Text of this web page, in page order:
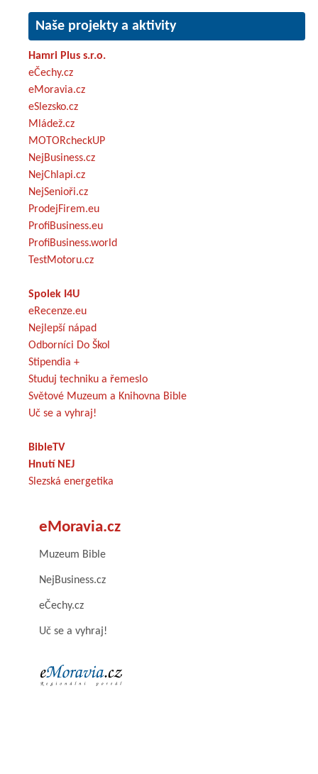
Naše projekty a aktivity
Hamri Plus s.r.o.
eČechy.cz
eMoravia.cz
eSlezsko.cz
Mládež.cz
MOTORcheckUP
NejBusiness.cz
NejChlapi.cz
NejSenioři.cz
ProdejFirem.eu
ProfiBusiness.eu
ProfiBusiness.world
TestMotoru.cz
Spolek I4U
eRecenze.eu
Nejlepší nápad
Odborníci Do Škol
Stipendia +
Studuj techniku a řemeslo
Světové Muzeum a Knihovna Bible
Uč se a vyhraj!
BibleTV
Hnutí NEJ
Slezská energetika
eMoravia.cz
Muzeum Bible
NejBusiness.cz
eČechy.cz
Uč se a vyhraj!